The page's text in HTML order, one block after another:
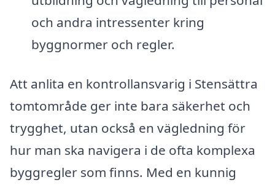
och andra intressenter kring
byggnormer och regler.
Att anlita en kontrollansvarig i Stensättra
tomtområde ger inte bara säkerhet och
trygghet, utan också en vägledning för
hur man ska navigera i de ofta komplexa
byggregler som finns. Med en kunnig